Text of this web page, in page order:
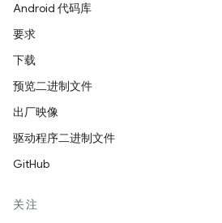
Android 代码库
要求
下载
预览二进制文件
出厂映像
驱动程序二进制文件
GitHub
关注